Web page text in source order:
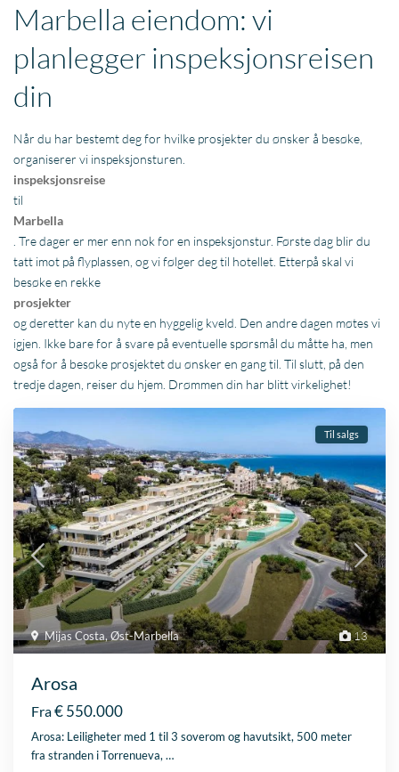
Marbella eiendom: vi
planlegger inspeksjonsreisen
din
Når du har bestemt deg for hvilke prosjekter du ønsker å besøke,
organiserer vi inspeksjonsturen.
inspeksjonsreise
til
Marbella
. Tre dager er mer enn nok for en inspeksjonstur. Første dag blir du
tatt imot på flyplassen, og vi følger deg til hotellet. Etterpå skal vi
besøke en rekke
prosjekter
og deretter kan du nyte en hyggelig kveld. Den andre dagen møtes vi
igjen. Ikke bare for å svare på eventuelle spørsmål du måtte ha, men
også for å besøke prosjektet du ønsker en gang til. Til slutt, på den
tredje dagen, reiser du hjem. Drømmen din har blitt virkelighet!
13
Mijas Costa,Øst-Marbella
Til salgs
Arosa
Fra€ 550.000
Arosa: Leiligheter med 1 til 3 soverom og havutsikt, 500 meter
fra stranden i Torrenueva,…